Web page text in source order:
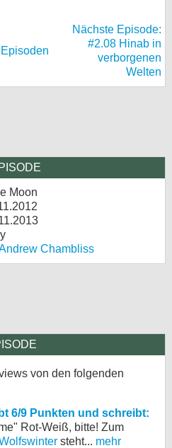
Nächste Episode:
#2.08 Hinab in
verborgenen
Welten
Moon
Chambliss
von den folgenden
6/9 Punkten und schreibt:
Rot-Weiß, bitte! Zum
steht... mehr